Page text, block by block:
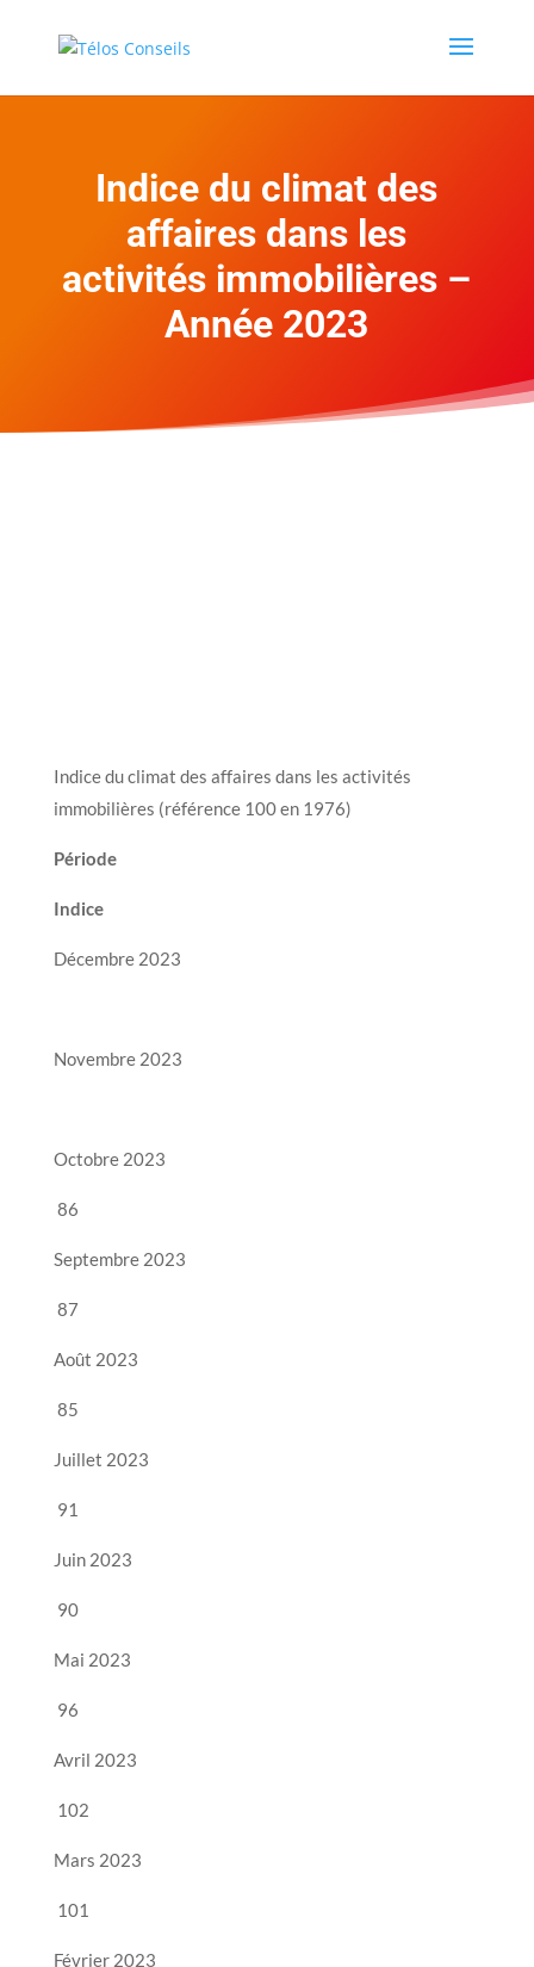
Indice du climat des
affaires dans les
activités immobilières –
Année 2023
Indice du climat des affaires dans les activités
immobilières (référence 100 en 1976)
Période
Indice
Décembre 2023
Novembre 2023
Octobre 2023
86
Septembre 2023
87
Août 2023
85
Juillet 2023
91
Juin 2023
90
Mai 2023
96
Avril 2023
102
Mars 2023
101
Février 2023